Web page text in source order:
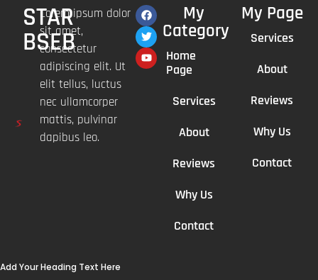
STAR
BSEB
Lorem ipsum dolor
sit amet,
consectetur
adipiscing elit. Ut
elit tellus, luctus
nec ullamcorper
mattis, pulvinar
dapibus leo.
My
Category
Home
Page
Services
About
Reviews
Why Us
Contact
My Page
Services
About
Reviews
Why Us
Contact
Add Your Heading Text Here